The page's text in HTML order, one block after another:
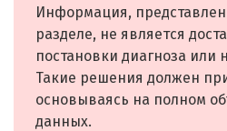
Информация,
разделе, не является
постановки диагноза или
Такие решения должен
основываясь на полном
данных.